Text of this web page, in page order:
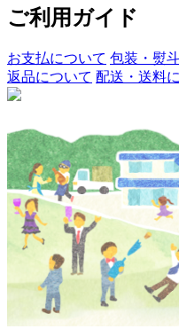
ご利用ガイド
お支払について 包装・熨
返品について 配送・送料